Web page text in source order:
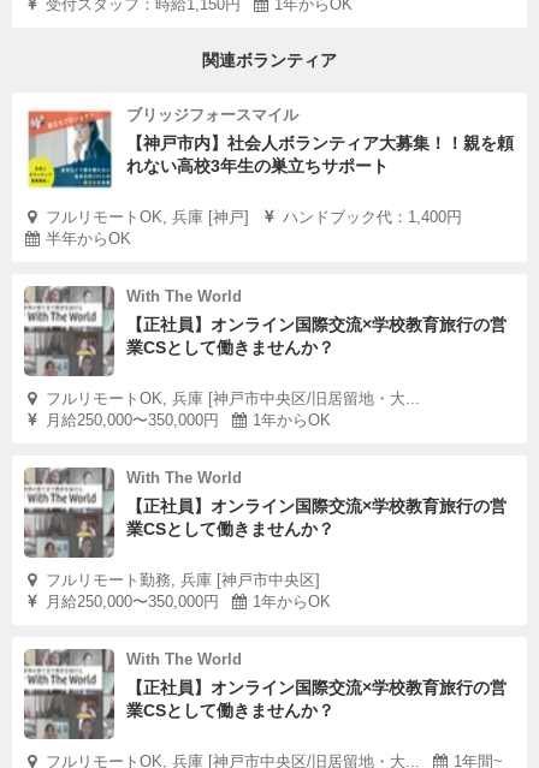
受付スタッフ：時給1,150円
1年からOK
関連ボランティア
ブリッジフォースマイル
【神戸市内】社会人ボランティア大募集！！親を頼
れない高校3年生の巣立ちサポート
フルリモートOK, 兵庫 [神戸]
ハンドブック代：1,400円
半年からOK
With The World
【正社員】オンライン国際交流×学校教育旅行の営
業CSとして働きませんか？
フルリモートOK, 兵庫 [神戸市中央区/旧居留地・大...
月給250,000〜350,000円
1年からOK
With The World
【正社員】オンライン国際交流×学校教育旅行の営
業CSとして働きませんか？
フルリモート勤務, 兵庫 [神戸市中央区]
月給250,000〜350,000円
1年からOK
With The World
【正社員】オンライン国際交流×学校教育旅行の営
業CSとして働きませんか？
フルリモートOK, 兵庫 [神戸市中央区/旧居留地・大... 1年間~